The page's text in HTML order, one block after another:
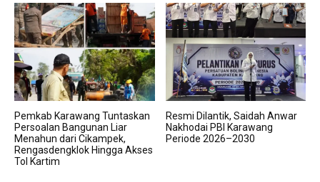
Pemkab Karawang Tuntaskan
Persoalan Bangunan Liar
Menahun dari Cikampek,
Rengasdengklok Hingga Akses
Tol Kartim
Resmi Dilantik, Saidah Anwar
Nakhodai PBI Karawang
Periode 2026–2030